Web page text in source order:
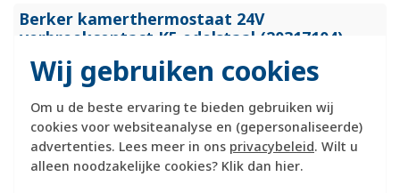
Wij gebruiken cookies
Om u de beste ervaring te bieden gebruiken wij
cookies voor websiteanalyse en (gepersonaliseerde)
advertenties. Lees meer in ons privacybeleid. Wilt u
alleen noodzakelijke cookies? Klik dan hier.
Berker kamerthermostaat 24V
verbreekcontact K5 edelstaal (20317104)